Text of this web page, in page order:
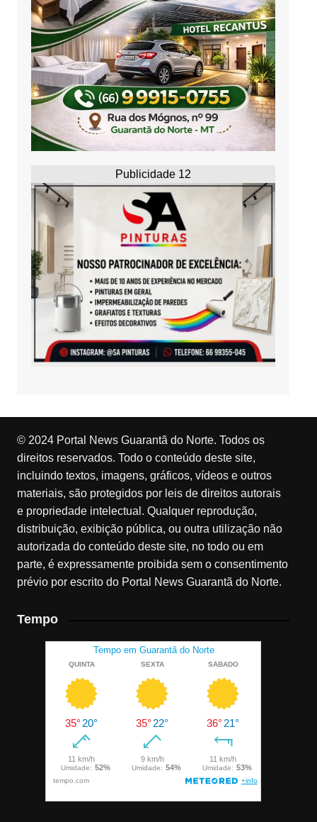
Publicidade 12
© 2024 Portal News Guarantã do Norte. Todos os
direitos reservados. Todo o conteúdo deste site,
incluindo textos, imagens, gráficos, vídeos e outros
materiais, são protegidos por leis de direitos autorais
e propriedade intelectual. Qualquer reprodução,
distribuição, exibição pública, ou outra utilização não
autorizada do conteúdo deste site, no todo ou em
parte, é expressamente proibida sem o consentimento
prévio por escrito do Portal News Guarantã do Norte.
Tempo